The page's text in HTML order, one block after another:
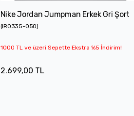
Nike Jordan Jumpman Erkek Gri Şort
(IR0335-050)
1000 TL ve üzeri Sepette Ekstra %5 İndirim!
2.699,00 TL